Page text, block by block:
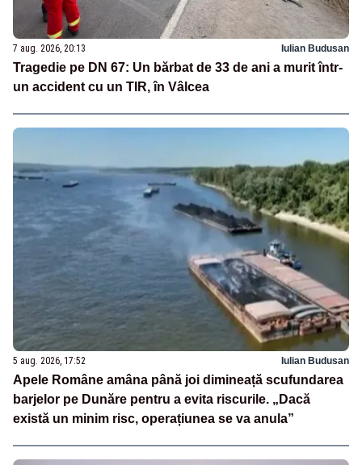
7 aug. 2026, 20:13 Iulian Budusan
Tragedie pe DN 67: Un bărbat de 33 de ani a murit într-
un accident cu un TIR, în Vâlcea
5 aug. 2026, 17:52 Iulian Budusan
Apele Române amâna până joi dimineață scufundarea
barjelor pe Dunăre pentru a evita riscurile. „Dacă
există un minim risc, operațiunea se va anula”